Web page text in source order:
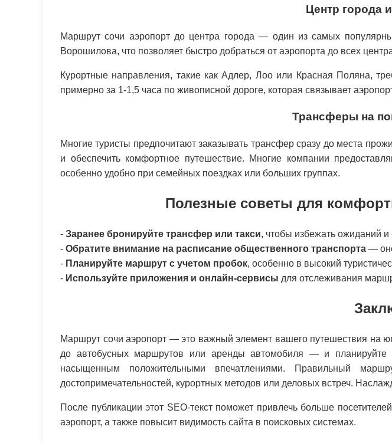
Центр города
Маршрут сочи аэропорт до центра города — один из самых
Ворошилова, что позволяет быстро добраться от аэропорта до всех
Курортные направления, такие как Адлер, Лоо или Красная Поляна,
примерно за 1-1,5 часа по живописной дороге, которая связывает
Трансферы на
Многие туристы предпочитают заказывать трансфер сразу до места
и обеспечить комфортное путешествие. Многие компании
особенно удобно при семейных поездках или больших группах.
Полезные советы для
- Заранее бронируйте трансфер или такси, чтобы избежать ожиданий и
- Обратите внимание на расписание общественного транспорта —
- Планируйте маршрут с учетом пробок, особенно в высокий
- Используйте приложения и онлайн-сервисы для отслеживания
Маршрут сочи аэропорт — это важный элемент вашего путешествия на
до автобусных маршрутов или аренды автомобиля — и
насыщенным положительными впечатлениями. Правильный
достопримечательностей, курортных методов или деловых встреч.
После публикации этот SEO-текст поможет привлечь больше
аэропорт, а также повысит видимость сайта в поисковых системах.